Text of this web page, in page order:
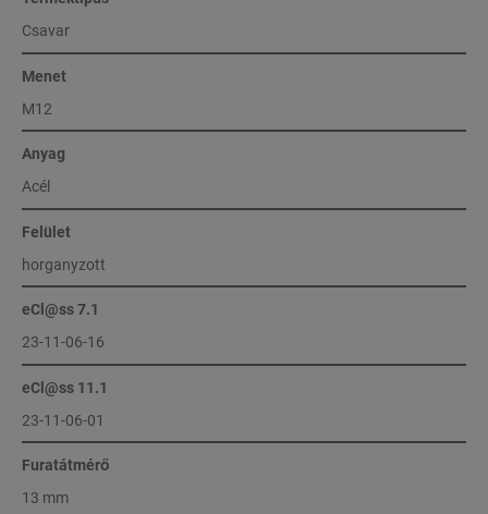
Csavar
Menet
M12
Anyag
Acél
Felület
horganyzott
eCl@ss 7.1
23-11-06-16
eCl@ss 11.1
23-11-06-01
Furatátmérő
13 mm